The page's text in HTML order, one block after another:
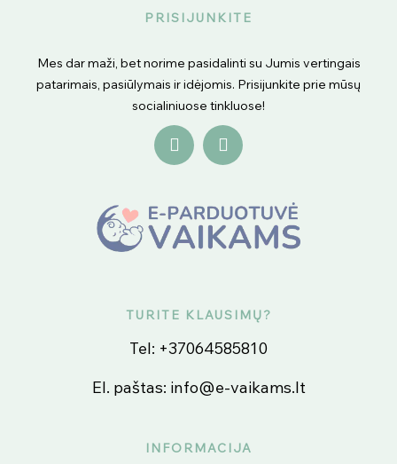
TURITE KLAUSIMŲ?
Tel: +37064585810
El. paštas: info@e-vaikams.lt
INFORMACIJA
PRISIJUNKITE
Mes dar maži, bet norime pasidalinti su Jumis vertingais
patarimais, pasiūlymais ir idėjomis. Prisijunkite prie mūsų
socialiniuose tinkluose!